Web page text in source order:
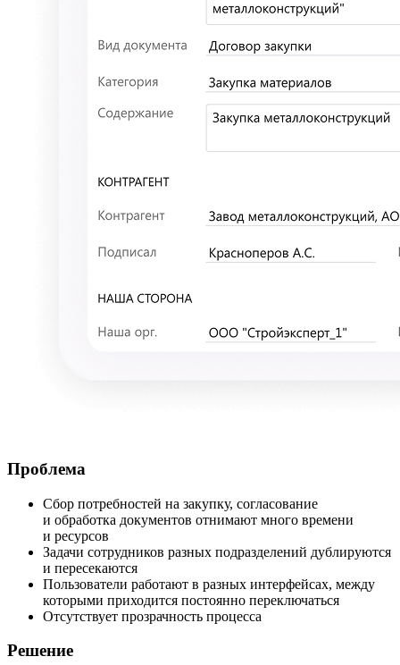
Проблема
Сбор потребностей на закупку, согласование
и обработка документов отнимают много времени
и ресурсов
Задачи сотрудников разных подразделений дублируются
и пересекаются
Пользователи работают в разных интерфейсах, между
которыми приходится постоянно переключаться
Отсутствует прозрачность процесса
Решение